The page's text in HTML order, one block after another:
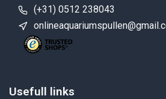
(+31) 0512 238043
Usefull links